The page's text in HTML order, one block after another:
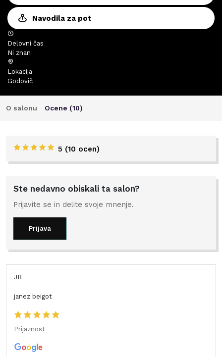
Navodila za pot
Delovni čas
Ni znan
Lokacija
Godovič
O salonu Ocene (10)
5 (10 ocen)
Ste nedavno obiskali ta salon?
Prijavite se in delite svoje mnenje.
Prijava
JB
janez beigot
Prijaznost